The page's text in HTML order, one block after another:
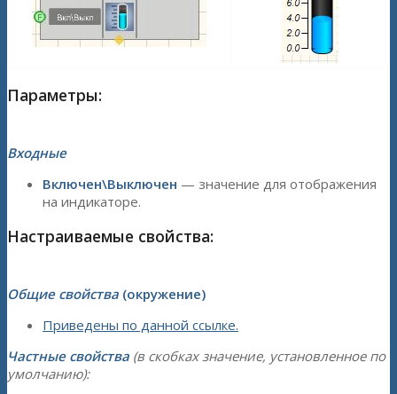
Параметры:
Входные
Включен\Выключен — значение для отображения
на индикаторе.
Настраиваемые свойства:
Общие свойства (окружение)
Приведены по данной ссылке.
Частные свойства (в скобках значение, установленное по
умолчанию):